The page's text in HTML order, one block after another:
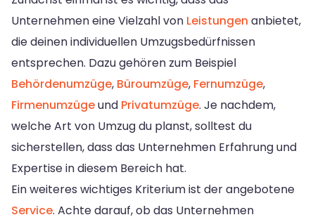
Unternehmen eine Vielzahl von Leistungen anbietet,
die deinen individuellen Umzugsbedürfnissen
entsprechen. Dazu gehören zum Beispiel
Behördenumzüge, Büroumzüge, Fernumzüge,
Firmenumzügeund Privatumzüge. Je nachdem,
welche Art von Umzug du planst, solltest du
sicherstellen, dass das Unternehmen Erfahrung und
Expertise in diesem Bereich hat.
Ein weiteres wichtiges Kriterium ist der angebotene
Service. Achte darauf, ob das Unternehmen